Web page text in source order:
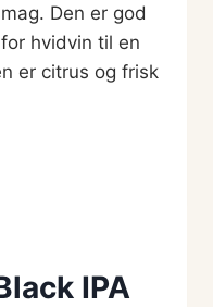
Den er god
hvidvin til en
er citrus og frisk
IPA